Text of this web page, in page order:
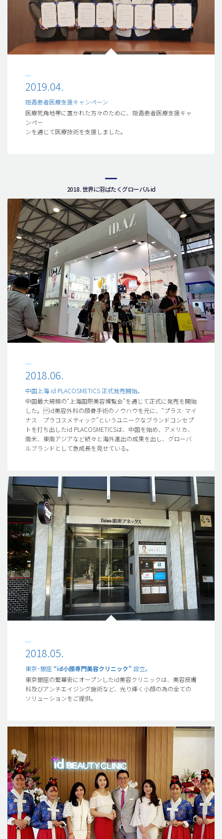
2019.04.
隠遁患者医療支援キャンペーン
医療死角地帯に置かれた方々のために、隠遁患者医療支援キャ
ンペー
ンを通じて医療技術を支援しました。
2018. 世界に羽ばたくグローバルid
2018.06.
中国上海 id PLACOSMETICS 正式発売開始。
中国最大規模の“上海国際美容博覧会”を通じて正式に発売を開始
した。 id美容外科の顔骨手術のノウハウを元に、“プラス·マイ
ナス プラコスメティック”というユニークなブランドコンセプ
トを打ち出したid PLACOSMETICSは、中国を始め、アメリカ、
南米、東南アジアなど続々と海外進出の成果を出し、グローバ
ルブランドとして急成長を見せている。
2018.05.
東京･銀座“id小顔専門美容クリニック” 設立。
東京銀座の繁華街にオープンしたid美容クリニックは、美容皮膚
科及びアンチエイジング施術など、光り輝く小顔の為の全ての
ソリューションをご提供。